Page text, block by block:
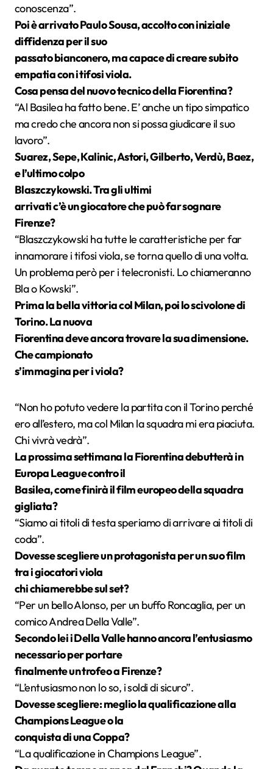
conoscenza”.
Poi è arrivato Paulo Sousa, accolto con iniziale
diffidenza per il suo
passato bianconero, ma capace di creare subito
empatia con i tifosi viola.
Cosa pensa del nuovo tecnico della Fiorentina?
“Al Basilea ha fatto bene. E’ anche un tipo simpatico
ma credo che ancora non si possa giudicare il suo
lavoro”.
Suarez, Sepe, Kalinic, Astori, Gilberto, Verdù, Baez,
e l’ultimo colpo
Blaszczykowski. Tra gli ultimi
arrivati c’è un giocatore che può far sognare
Firenze?
“Blaszczykowski ha tutte le caratteristiche per far
innamorare i tifosi viola, se torna quello di una volta.
Un problema però per i telecronisti. Lo chiameranno
Bla o Kowski”.
Prima la bella vittoria col Milan, poi lo scivolone di
Torino. La nuova
Fiorentina deve ancora trovare la sua dimensione.
Che campionato
s’immagina per i viola?
“Non ho potuto vedere la partita con il Torino perché
ero all’estero, ma col Milan la squadra mi era piaciuta.
Chi vivrà vedrà”.
La prossima settimana la Fiorentina debutterà in
Europa League contro il
Basilea, come finirà il film europeo della squadra
gigliata?
“Siamo ai titoli di testa speriamo di arrivare ai titoli di
coda”.
Dovesse scegliere un protagonista per un suo film
tra i giocatori viola
chi chiamerebbe sul set?
“Per un bello Alonso, per un buffo Roncaglia, per un
comico Andrea Della Valle”.
Secondo lei i Della Valle hanno ancora l’entusiasmo
necessario per portare
finalmente un trofeo a Firenze?
“L’entusiasmo non lo so, i soldi di sicuro”.
Dovesse scegliere: meglio la qualificazione alla
Champions League o la
conquista di una Coppa?
“La qualificazione in Champions League”.